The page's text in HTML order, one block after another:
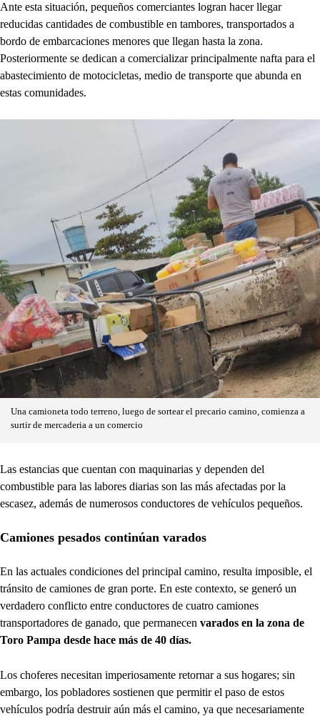
Ante esta situación, pequeños comerciantes logran hacer llegar
reducidas cantidades de combustible en tambores, transportados a
bordo de embarcaciones menores que llegan hasta la zona.
Posteriormente se dedican a comercializar principalmente nafta para el
abastecimiento de motocicletas, medio de transporte que abunda en
estas comunidades.
Una camioneta todo terreno, luego de sortear el precario camino, comienza a
surtir de mercaderia a un comercio
Las estancias que cuentan con maquinarias y dependen del
combustible para las labores diarias son las más afectadas por la
escasez, además de numerosos conductores de vehículos pequeños.
Camiones pesados continúan varados
En las actuales condiciones del principal camino, resulta imposible, el
tránsito de camiones de gran porte. En este contexto, se generó un
verdadero conflicto entre conductores de cuatro camiones
transportadores de ganado, que permanecen varados en la zona de
Toro Pampa desde hace más de 40 días.
Los choferes necesitan imperiosamente retornar a sus hogares; sin
embargo, los pobladores sostienen que permitir el paso de estos
vehículos podría destruir aún más el camino, ya que necesariamente